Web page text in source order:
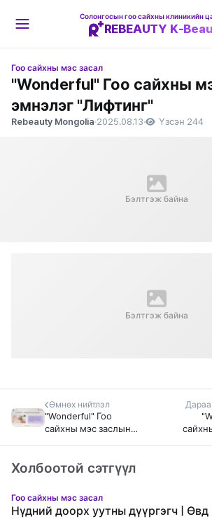
REBEAUTY K-
Гоо сайхны мэс засал
"Wonderful" Гоо сайхны
эмнэлэг "Лифтинг"
Rebeauty Mongolia·2025.08.13· Үзсэн 244
Бэлтгэж байна
Бэлтгэж байна
Өмнөх нийтлэл
"Wonderful" Гоо
сайхны мэс заслын
Холбоотой сэтгүүл
Гоо сайхны мэс засал
Нүдний доорх уутны дүүргэгч | Өвд